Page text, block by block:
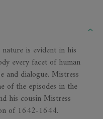
is evident in his
every facet of human
and dialogue. Mistress
of the episodes in the
his cousin Mistress
of 1642-1644.